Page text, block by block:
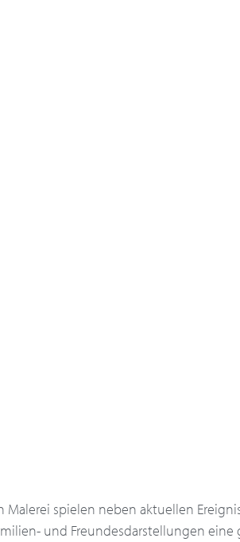
Malerei spielen neben aktuellen
und Freundesdarstellungen eine